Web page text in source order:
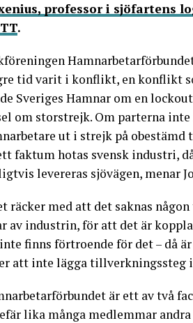
professor i sjöfartens
.
tid varit i konflikt, en konflikt
Sveriges Hamnar om en
om storstrejk. Om parterna
ut i strejk på obestämd
faktum hotas svensk industri,
levereras sjövägen, menar
räcker med att det saknas
av industrin, för att det är
finns förtroende för det – då
att inte lägga tillverkningssteg i
är ett av två
lika många medlemmar